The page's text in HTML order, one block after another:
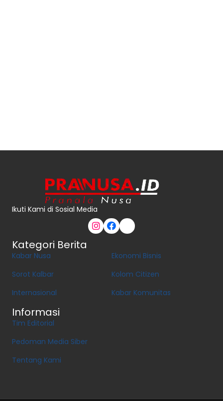
Ikuti Kami di Sosial Media
Kategori Berita
Kabar Nusa
Sorot Kalbar
Internasional
Ekonomi Bisnis
Kolom Citizen
Kabar Komunitas
Informasi
Tim Editorial
Pedoman Media Siber
Tentang Kami